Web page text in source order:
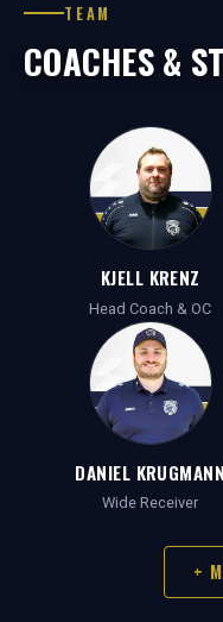
TEAM
COACHES &
KJELL KRENZ
Head Coach & OC
DANIEL KRUGMANN
Wide Receiver
+